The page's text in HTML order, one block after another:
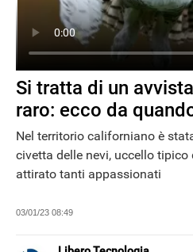
Si tratta di un
raro: ecco da
Nel territorio californiano è
civetta delle nevi, uccello tipico
attirato tanti appassionati
03/01/23 08:49